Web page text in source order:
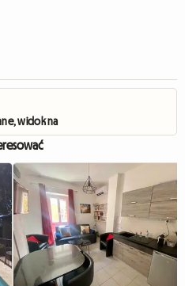
widok na ogród